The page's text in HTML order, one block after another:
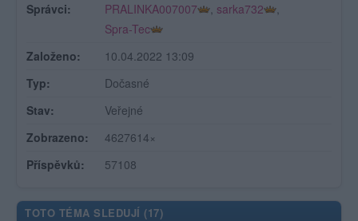
Správci:
PRALINKA007007 , sarka732
,
Spra-Tec
Založeno:
10.04.2022 13:09
Typ:
Dočasné
Stav:
Veřejné
Zobrazeno:
4627614×
Příspěvků:
57108
TOTO TÉMA SLEDUJÍ (17)